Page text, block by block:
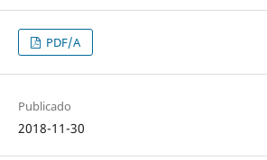
PDF/A
Publicado
2018-11-30